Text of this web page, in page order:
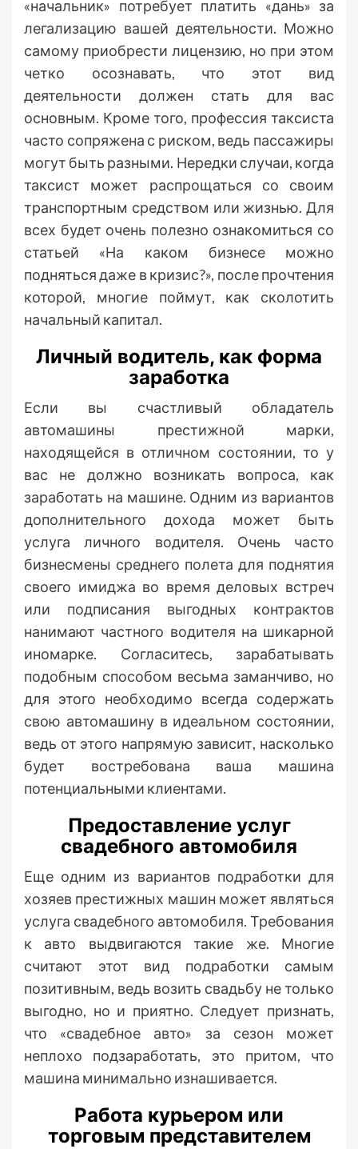
«начальник» потребует платить «дань» за
легализацию вашей деятельности. Можно
самому приобрести лицензию, но при этом
четко осознавать, что этот вид
деятельности должен стать для вас
основным. Кроме того, профессия таксиста
часто сопряжена с риском, ведь пассажиры
могут быть разными. Нередки случаи, когда
таксист может распрощаться со своим
транспортным средством или жизнью. Для
всех будет очень полезно ознакомиться со
статьей «На каком бизнесе можно
подняться даже в кризис?», после прочтения
которой, многие поймут, как сколотить
начальный капитал.
Личный водитель, как форма
заработка
Если вы счастливый обладатель
автомашины престижной марки,
находящейся в отличном состоянии, то у
вас не должно возникать вопроса, как
заработать на машине. Одним из вариантов
дополнительного дохода может быть
услуга личного водителя. Очень часто
бизнесмены среднего полета для поднятия
своего имиджа во время деловых встреч
или подписания выгодных контрактов
нанимают частного водителя на шикарной
иномарке. Согласитесь, зарабатывать
подобным способом весьма заманчиво, но
для этого необходимо всегда содержать
свою автомашину в идеальном состоянии,
ведь от этого напрямую зависит, насколько
будет востребована ваша машина
потенциальными клиентами.
Предоставление услуг
свадебного автомобиля
Еще одним из вариантов подработки для
хозяев престижных машин может являться
услуга свадебного автомобиля. Требования
к авто выдвигаются такие же. Многие
считают этот вид подработки самым
позитивным, ведь возить свадьбу не только
выгодно, но и приятно. Следует признать,
что «свадебное авто» за сезон может
неплохо подзаработать, это притом, что
машина минимально изнашивается.
Работа курьером или
торговым представителем